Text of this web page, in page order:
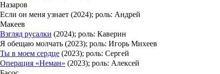
Назаров
Если он меня узнает (2024); роль: Андрей
Макеев
Взгляд русалки (2024); роль: Каверин
Я обещаю молчать (2023); роль: Игорь Михеев
Ты в моем сердце (2023); роль: Сергей
Операция «Неман» (2023); роль: Алексей